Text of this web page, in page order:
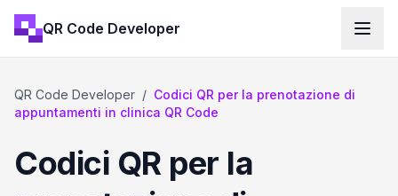
QR Code Developer
QR Code Developer / Codici QR per la prenotazione di
appuntamenti in clinica QR Code
Codici QR per la